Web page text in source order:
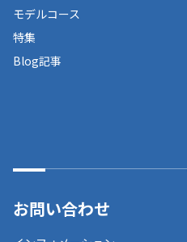
モデルコース
特集
Blog記事
お問い合わせ